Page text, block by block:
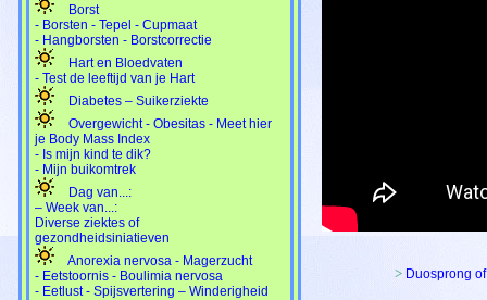
Borst
- Borsten - Tepel - Cupmaat
- Hangborsten - Borstcorrectie
Hart en Bloedvaten
- Test de leeftijd van je Hart
Diabetes – Suikerziekte
Overgewicht - Obesitas - Meet hier
je Body Mass Index
- Is mijn kind te dik?
- Mijn buikomtrek
Dag van...:
– Week van...:
Diverse ziektes of
gezondheidsiniatieven
Anorexia nervosa - Magerzucht
- Eetstoornis - Boulimia nervosa
- Eetlust - Spijsvertering – Winderigheid
> Duosprong